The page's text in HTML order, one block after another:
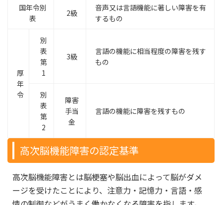
国年令別
表
2級
音声又は言語機能に著しい障害を有
するもの
厚
年
令
別
表
第
1
3級
言語の機能に相当程度の障害を残す
もの
別
表
第
2
障害
手当
金
言語の機能に障害を残すもの
高次脳機能障害の認定基準
高次脳機能障害とは脳梗塞や脳出血によって脳がダメ
ージを受けたことにより、注意力・記憶力・言語・感